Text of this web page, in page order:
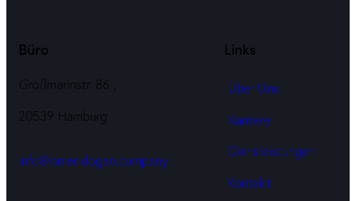
Büro
Großmannstr. 86 ,
20539 Hamburg
info@omer-dogan.company
Links
Über Uns
Karriere
Diensleistungen
Kontakt